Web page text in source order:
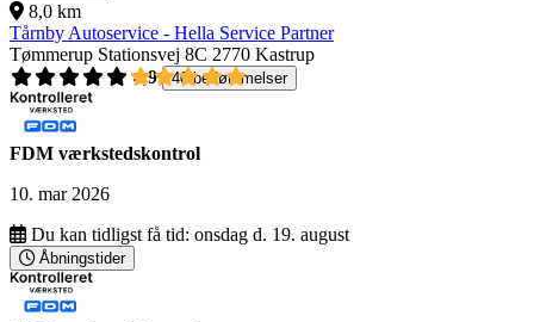
8,0 km
Tårnby Autoservice - Hella Service Partner
Tømmerup Stationsvej 8C 2770 Kastrup
4,9
40 bedømmelser
FDM værkstedskontrol
10. mar 2026
Du kan tidligst få tid: onsdag d. 19. august
Åbningstider